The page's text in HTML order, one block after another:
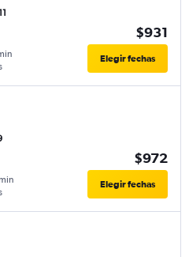
$931
Elegir fechas
$972
Elegir fechas